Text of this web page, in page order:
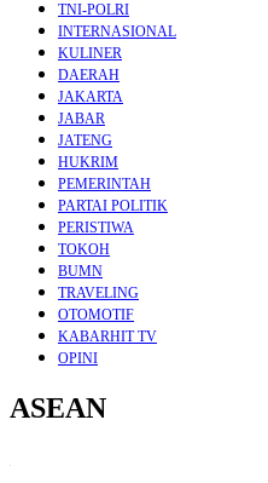
TNI-POLRI
INTERNASIONAL
KULINER
DAERAH
JAKARTA
JABAR
JATENG
HUKRIM
PEMERINTAH
PARTAI POLITIK
PERISTIWA
TOKOH
BUMN
TRAVELING
OTOMOTIF
KABARHIT TV
OPINI
ASEAN